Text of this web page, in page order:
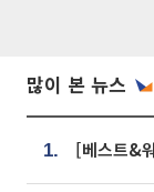
많이 본 뉴스
1.